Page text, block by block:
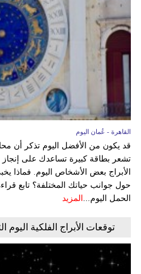
القاهرة - عُمان اليوم
قد يكون من الأفضل اليوم تذكر أن
تشعر بطاقة كبيرة تساعدك على إنجاز
الأبراج بعض الأشخاص اليوم. فماذا
حول جوانب حياتك المختلفة؟ تابع
الحمل اليوم... المزيد
توقعات الأبراج الفلكية اليوم الثلاثاء 28 أبريل /